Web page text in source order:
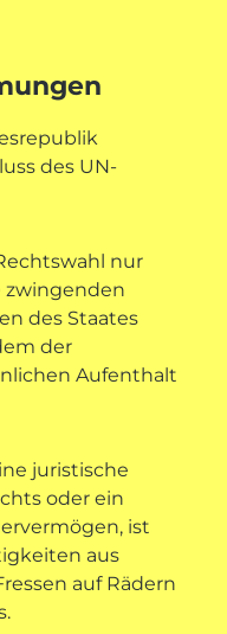
des UN-
nur
zwingenden
des Staates
der
Aufenthalt
juristische
oder ein
ist
aus
auf Rädern